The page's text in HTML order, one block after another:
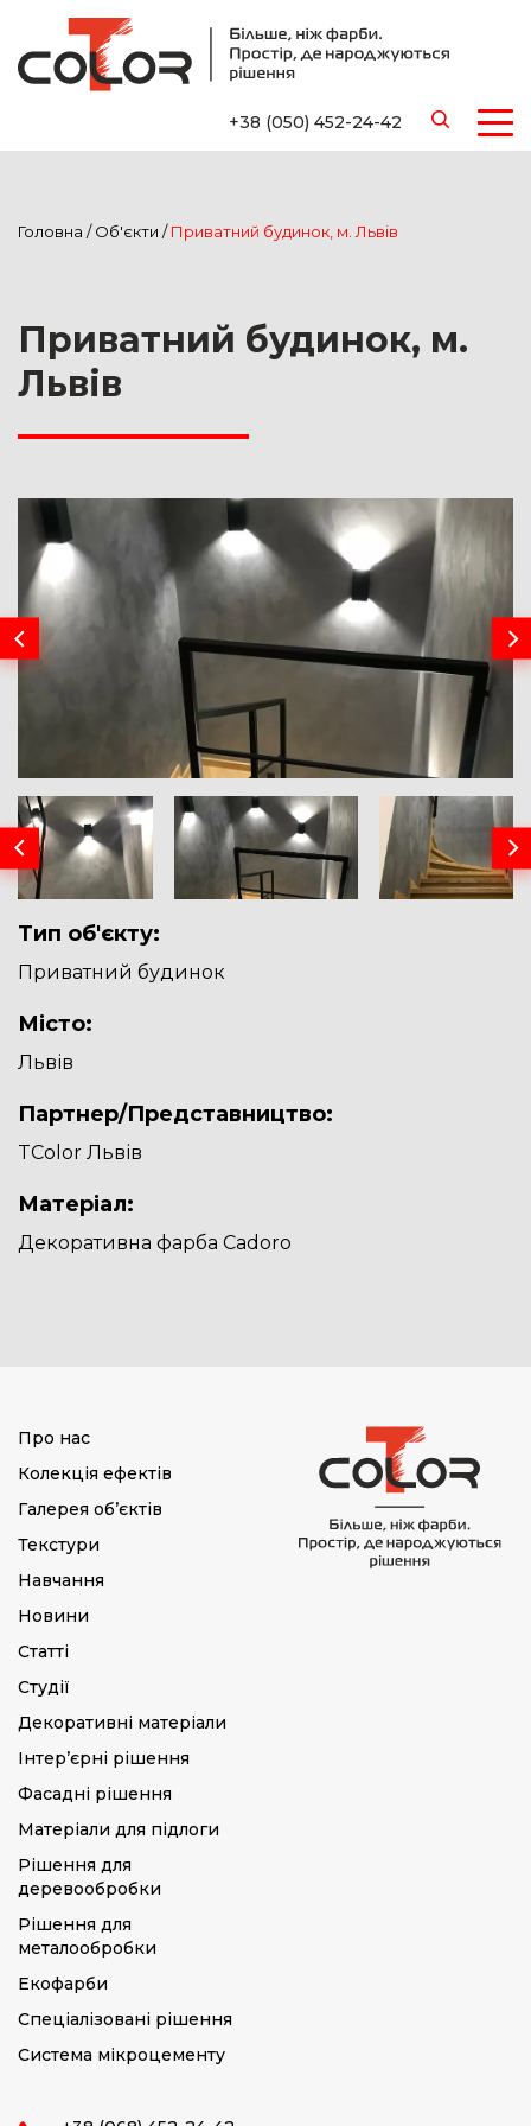
+38 (050) 452-24-42
Головна /Об'єкти /Приватний будинок, м. Львів
Приватний будинок, м.
Львів
Тип об'єкту:
Приватний будинок
Місто:
Львів
Партнер/Представництво:
TColor Львів
Матеріал:
Декоративна фарба Cadoro
Про нас
Колекція ефектів
Галерея об’єктів
Текстури
Навчання
Новини
Статті
Студії
Декоративні матеріали
Інтер’єрні рішення
Фасадні рішення
Матеріали для підлоги
Рішення для
деревообробки
Рішення для
металообробки
Екофарби
Спеціалізовані рішення
Система мікроцементу